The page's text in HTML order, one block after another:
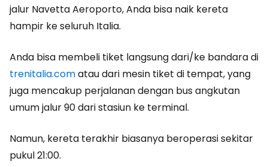
jalur Navetta Aeroporto, Anda bisa naik kereta
hampir ke seluruh Italia.
Anda bisa membeli tiket langsung dari/ke bandara di
trenitalia.comatau dari mesin tiket di tempat, yang
juga mencakup perjalanan dengan bus angkutan
umum jalur 90 dari stasiun ke terminal.
Namun, kereta terakhir biasanya beroperasi sekitar
pukul 21:00.